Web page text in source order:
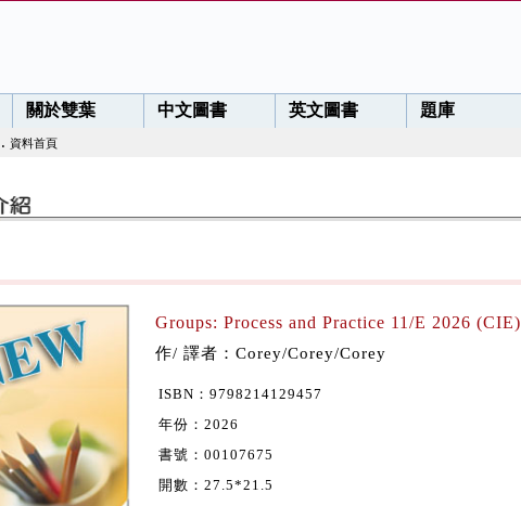
關於雙葉 中文圖書 英文圖書 題庫
. 資料首頁
Groups: Process and Practice 11/E 2026 (CIE)
作/ 譯者：Corey/Corey/Corey
ISBN：9798214129457
年份：2026
書號：00107675
開數：27.5*21.5